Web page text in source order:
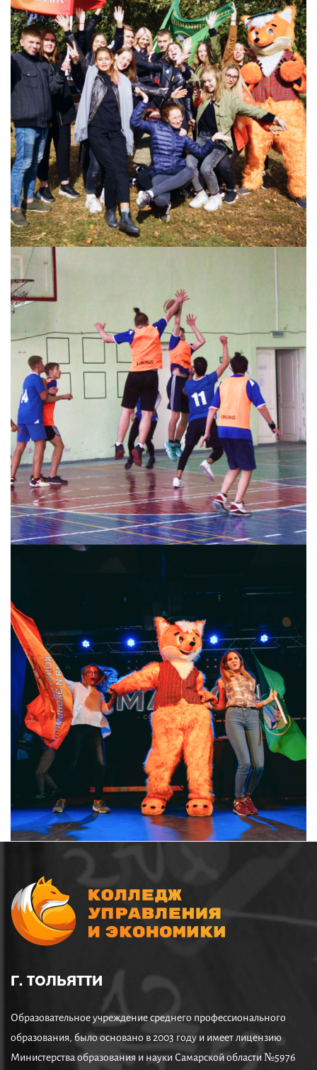
Г. ТОЛЬЯТТИ
Образовательное учреждение среднего профессионального
образования, было основано в 2003 году и имеет лицензию
Министерства образования и науки Самарской области №5976